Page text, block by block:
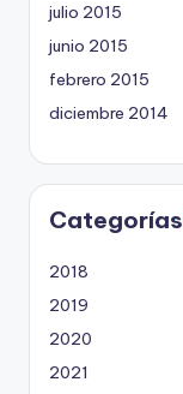
julio 2015
junio 2015
febrero 2015
diciembre 2014
Categorías
2018
2019
2020
2021